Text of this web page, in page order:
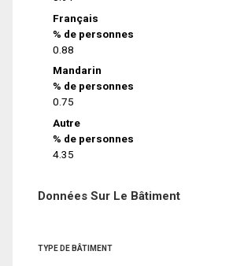
Français
% de personnes
0.88
Mandarin
% de personnes
0.75
Autre
% de personnes
4.35
Données Sur Le Bâtiment
TYPE DE BÂTIMENT